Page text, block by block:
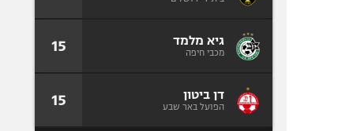
גיא מלמד
מכבי חיפה 15
דן ביטון
הפועל באר שבע 15